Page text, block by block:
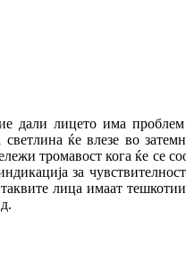
дали лицето има
ќе влезе во
тромавост кога ќе се
за
лица имаат